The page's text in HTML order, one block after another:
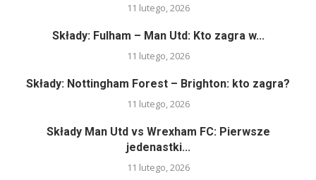
11 lutego, 2026
Składy: Fulham – Man Utd: Kto zagra w...
11 lutego, 2026
Składy: Nottingham Forest – Brighton: kto zagra?
11 lutego, 2026
Składy Man Utd vs Wrexham FC: Pierwsze
jedenastki...
11 lutego, 2026